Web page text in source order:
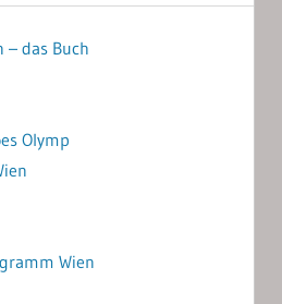
– das Buch
Olymp
Wien